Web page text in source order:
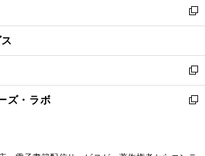
く
で
開
ド
ウ
開
く
ィ
ン
ウ
で
開
く
い
ウ
ン
ド
ウ
で
新
し
ウ
ィ
ン
ド
新
し
い
ズ・ラボ
新